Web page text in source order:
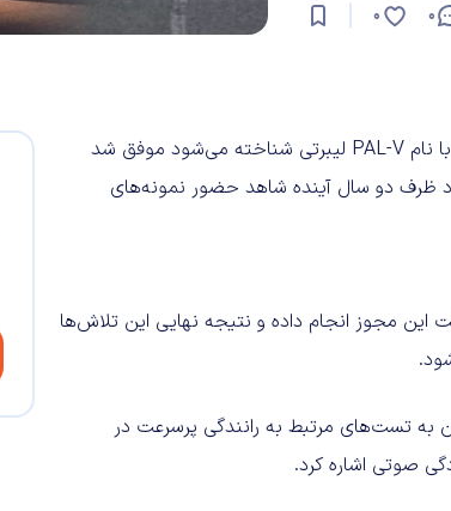
0
0
براساس آخرین اخبار منتشر شده اولین خودرو پرنده خودخوانده جهان که با نام PAL-V لیبرتی شناخته می‌شود موفق شد
ظرف دو سال آینده شاهد حضور نمونه‌های
این مجوز انجام داده و نتیجه نهایی این تلاش‌ها
تست‌های مرتبط به رانندگی پرسرعت در
صوتی اشاره کرد.